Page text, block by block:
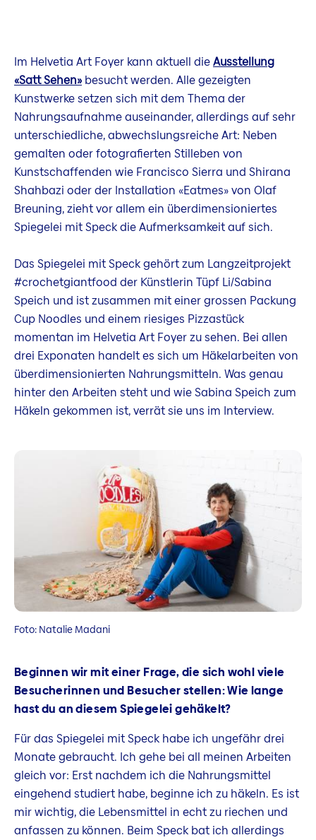
Im Helvetia Art Foyer kann aktuell dieAusstellung
«Satt Sehen»besucht werden. Alle gezeigten
Kunstwerke setzen sich mit dem Thema der
Nahrungsaufnahme auseinander, allerdings auf sehr
unterschiedliche, abwechslungsreiche Art: Neben
gemalten oder fotografierten Stilleben von
Kunstschaffenden wie Francisco Sierra und Shirana
Shahbazi oder der Installation «Eatmes» von Olaf
Breuning, zieht vor allem ein überdimensioniertes
Spiegelei mit Speck die Aufmerksamkeit auf sich.
Das Spiegelei mit Speck gehört zum Langzeitprojekt
#crochetgiantfood der Künstlerin Tüpf Li/Sabina
Speich und ist zusammen mit einer grossen Packung
Cup Noodles und einem riesiges Pizzastück
momentan im Helvetia Art Foyer zu sehen. Bei allen
drei Exponaten handelt es sich um Häkelarbeiten von
überdimensionierten Nahrungsmitteln. Was genau
hinter den Arbeiten steht und wie Sabina Speich zum
Häkeln gekommen ist, verrät sie uns im Interview.
Foto: Natalie Madani
Beginnen wir mit einer Frage, die sich wohl viele
Besucherinnen und Besucher stellen: Wie lange
hast du an diesem Spiegelei gehäkelt?
Für das Spiegelei mit Speck habe ich ungefähr drei
Monate gebraucht. Ich gehe bei all meinen Arbeiten
gleich vor: Erst nachdem ich die Nahrungsmittel
eingehend studiert habe, beginne ich zu häkeln. Es ist
mir wichtig, die Lebensmittel in echt zu riechen und
anfassen zu können. Beim Speck bat ich allerdings